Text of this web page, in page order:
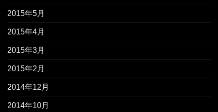
2015年5月
2015年4月
2015年3月
2015年2月
2014年12月
2014年10月